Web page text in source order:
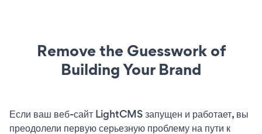
Remove the Guesswork of
Building Your Brand
Если ваш веб-сайт LightCMS запущен и работает, вы
преодолели первую серьезную проблему на пути к